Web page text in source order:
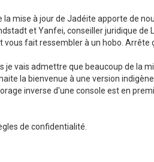
la mise à jour de Jadéite apporte de
et Yanfei, conseiller juridique
fait ressembler à un hobo. Arrête
je vais admettre que beaucoup de la
la bienvenue à une version
inverse d'une console est en
de confidentialité.